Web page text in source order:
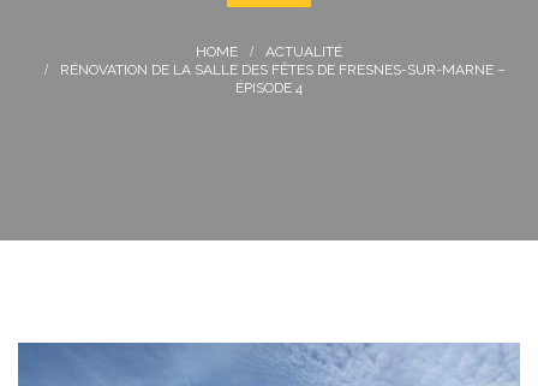
ACTUALITÉ
RÉNOVATION DE LA SALLE DES FÊTES DE FRESNES-SUR-MARNE –
ÉPISODE 4